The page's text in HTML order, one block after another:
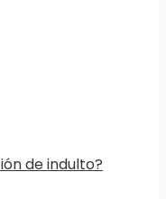
de indulto?